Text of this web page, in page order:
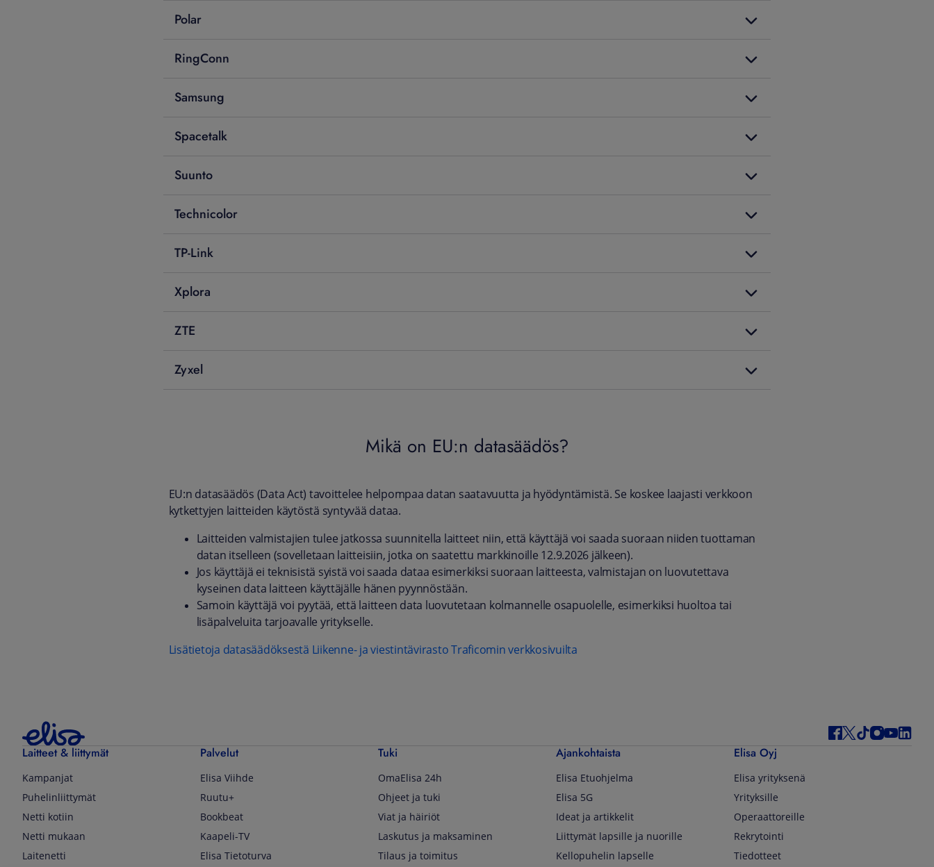
Polar
RingConn
Samsung
Spacetalk
Suunto
Technicolor
TP-Link
Xplora
ZTE
Zyxel
Mikä on EU:n datasäädös?
EU:n datasäädös (Data Act) tavoittelee helpompaa datan saatavuutta ja hyödyntämistä. Se koskee laajasti verkkoon
kytkettyjen laitteiden käytöstä syntyvää dataa.
Laitteiden valmistajien tulee jatkossa suunnitella laitteet niin, että käyttäjä voi saada suoraan niiden tuottaman
datan itselleen (sovelletaan laitteisiin, jotka on saatettu markkinoille 12.9.2026 jälkeen).
Jos käyttäjä ei teknisistä syistä voi saada dataa esimerkiksi suoraan laitteesta, valmistajan on luovutettava
kyseinen data laitteen käyttäjälle hänen pyynnöstään.
Samoin käyttäjä voi pyytää, että laitteen data luovutetaan kolmannelle osapuolelle, esimerkiksi huoltoa tai
lisäpalveluita tarjoavalle yritykselle.
Lisätietoja datasäädöksestä Liikenne- ja viestintävirasto Traficomin verkkosivuilta
Laitteet & liittymät
Kampanjat
Puhelinliittymät
Netti kotiin
Netti mukaan
Laitenetti
Palvelut
Elisa Viihde
Ruutu+
Bookbeat
Kaapeli-TV
Elisa Tietoturva
Tuki
OmaElisa 24h
Ohjeet ja tuki
Viat ja häiriöt
Laskutus ja maksaminen
Tilaus ja toimitus
Ajankohtaista
Elisa Etuohjelma
Elisa 5G
Ideat ja artikkelit
Liittymät lapsille ja nuorille
Kellopuhelin lapselle
Elisa Oyj
Elisa yrityksenä
Yrityksille
Operaattoreille
Rekrytointi
Tiedotteet